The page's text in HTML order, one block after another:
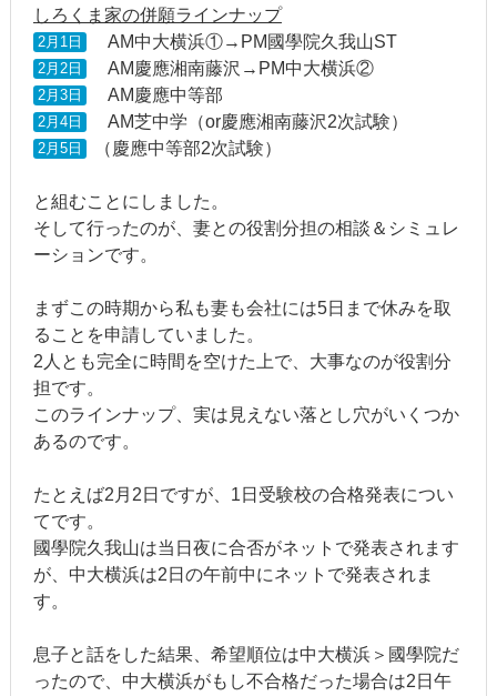
しろくま家の併願ラインナップ
2月1日 AM中大横浜①→PM國學院久我山ST
2月2日 AM慶應湘南藤沢→PM中大横浜②
2月3日 AM慶應中等部
2月4日 AM芝中学（or慶應湘南藤沢2次試験）
2月5日 （慶應中等部2次試験）
と組むことにしました。
そして行ったのが、妻との役割分担の相談＆シミュレ
ーションです。
まずこの時期から私も妻も会社には5日まで休みを取
ることを申請していました。
2人とも完全に時間を空けた上で、大事なのが役割分
担です。
このラインナップ、実は見えない落とし穴がいくつか
あるのです。
たとえば2月2日ですが、1日受験校の合格発表につい
てです。
國學院久我山は当日夜に合否がネットで発表されます
が、中大横浜は2日の午前中にネットで発表されま
す。
息子と話をした結果、希望順位は中大横浜＞國學院だ
ったので、中大横浜がもし不合格だった場合は2日午